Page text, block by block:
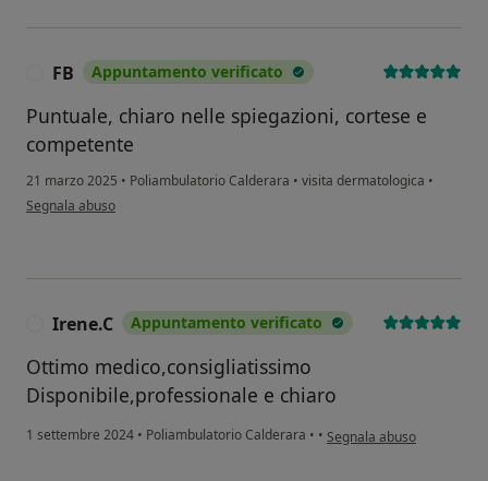
FB Appuntamento verificato
Puntuale, chiaro nelle spiegazioni, cortese e
competente
21 marzo 2025 • Poliambulatorio Calderara • visita dermatologica •
secondo l'opinione dell'utente FB
Segnala abuso
Irene.C Appuntamento verificato
Ottimo medico,consigliatissimo
Disponibile,professionale e chiaro
1 settembre 2024 • Poliambulatorio Calderara • • secondo l'opinione
Segnala abuso